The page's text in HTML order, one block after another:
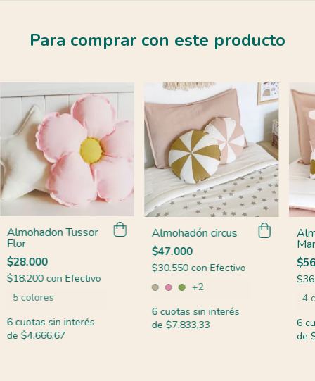
Para comprar con este producto
Almohadon Tussor
Flor
$28.000
$18.200 con Efectivo
5 colores
6 cuotas sin interés
de $4.666,67
Almohadón circus
$47.000
$30.550 con Efectivo
+2
6 cuotas sin interés
de $7.833,33
4
6
de